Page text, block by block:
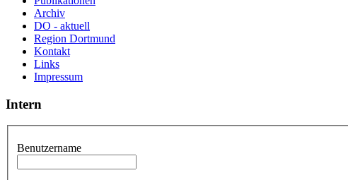
Archiv
DO - aktuell
Region Dortmund
Kontakt
Links
Impressum
Intern
Benutzername